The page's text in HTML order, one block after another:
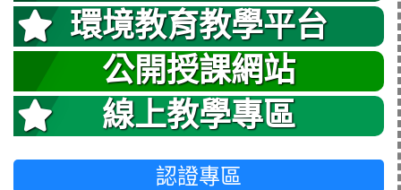
環境教育教學平台
公開授課網站
線上教學專區
認證專區